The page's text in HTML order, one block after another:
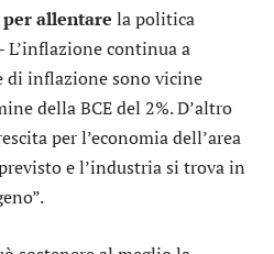
per allentare la politica
L’inflazione continua a
di inflazione sono vicine
della BCE del 2%. D’altro
per l’economia dell’area
e l’industria si trova in